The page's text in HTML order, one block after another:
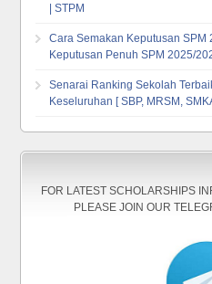
| STPM
Cara Semakan Keputusan SPM
Keputusan Penuh SPM 2025/
Senarai Ranking Sekolah
Keseluruhan [ SBP, MRSM,
FOR LATEST SCHOLARSHIPS
PLEASE JOIN OUR